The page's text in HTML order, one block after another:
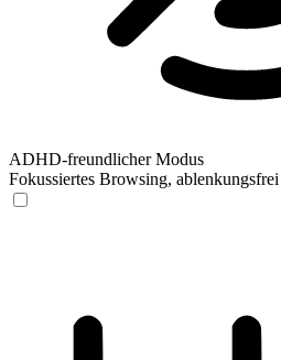
ADHD-freundlicher Modus
Fokussiertes Browsing, ablenkungsfrei